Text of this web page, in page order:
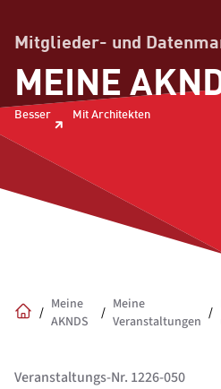
Mitglieder- und
MEINE
Besser Mit Architekten
/ Meine
AKNDS
/ Meine
Veranstaltungen /
Veranstaltungs-Nr. 1226-050